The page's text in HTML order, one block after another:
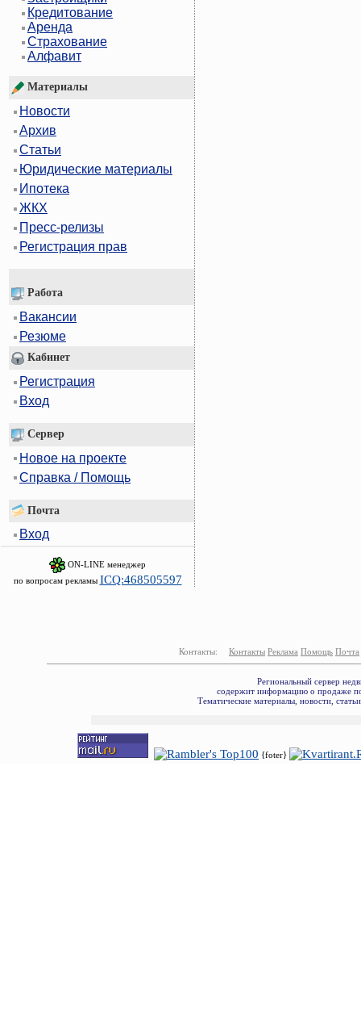
Кредитование
Аренда
Страхование
Алфавит
Материалы
Новости
Архив
Статьи
Юридические материалы
Ипотека
ЖКХ
Пресс-релизы
Регистрация прав
Работа
Вакансии
Резюме
Кабинет
Регистрация
Вход
Сервер
Новое на проекте
Справка / Помощь
Почта
Вход
ON-LINE менеджер
по вопросам рекламы ICQ:468505597
Контакты: Контакты Реклама Помощь Почта
Региональный сервер
содержит информацию о продаже
Тематические материалы, новости,
{foter}